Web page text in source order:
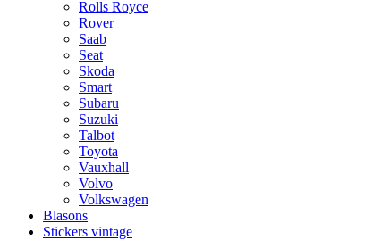
Rolls Royce
Rover
Saab
Seat
Skoda
Smart
Subaru
Suzuki
Talbot
Toyota
Vauxhall
Volvo
Volkswagen
Blasons
Stickers vintage